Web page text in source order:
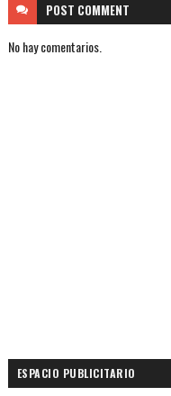
POST COMMENT
No hay comentarios.
ESPACIO PUBLICITARIO